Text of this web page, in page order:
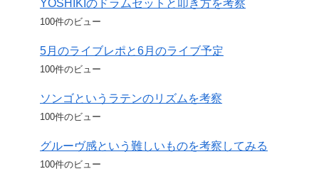
YOSHIKIのドラムセットと叩き方を考察
100件のビュー
5月のライブレポと6月のライブ予定
100件のビュー
ソンゴというラテンのリズムを考察
100件のビュー
グルーヴ感という難しいものを考察してみる
100件のビュー